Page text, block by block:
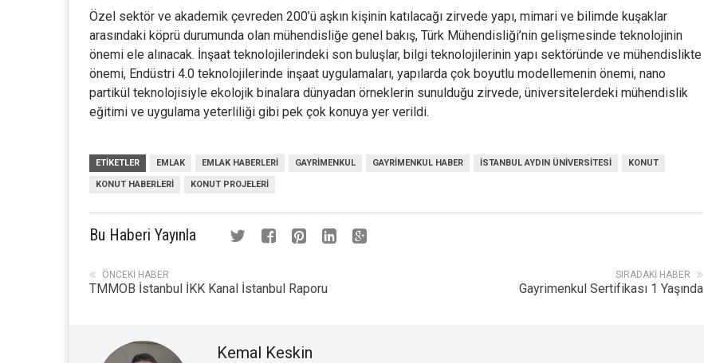
Özel sektör ve akademik çevreden 200’ü aşkın kişinin katılacağı zirvede yapı, mimari ve bilimde kuşaklar
arasındaki köprü durumunda olan mühendisliğe genel bakış, Türk Mühendisliği’nin gelişmesinde teknolojinin
önemi ele alınacak. İnşaat teknolojilerindeki son buluşlar, bilgi teknolojilerinin yapı sektöründe ve mühendislikte
önemi, Endüstri 4.0 teknolojilerinde inşaat uygulamaları, yapılarda çok boyutlu modellemenin önemi, nano
partikül teknolojisiyle ekolojik binalara dünyadan örneklerin sunulduğu zirvede, üniversitelerdeki mühendislik
eğitimi ve uygulama yeterliliği gibi pek çok konuya yer verildi.
ETIKETLER EMLAK EMLAK HABERLERI GAYRIMENKUL GAYRIMENKUL HABER ISTANBUL AYDIN ÜNIVERSITESI KONUT
KONUT HABERLERI KONUT PROJELERI
Bu Haberi Yayınla
SIRADAKI HABER
Gayrimenkul Sertifikası 1 Yaşında
ÖNCEKI HABER
TMMOB İstanbul İKK Kanal İstanbul Raporu
Kemal Keskin